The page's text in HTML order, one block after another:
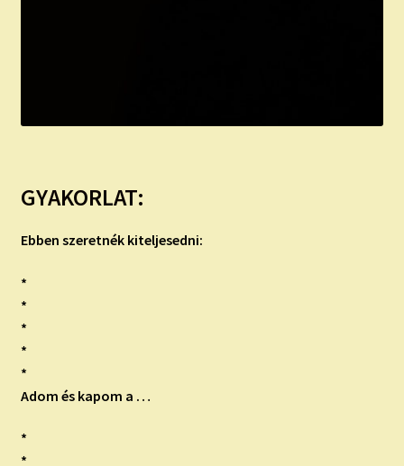
GYAKORLAT:
Ebben szeretnék kiteljesedni:
*
*
*
*
*
Adom és kapom a …
*
*